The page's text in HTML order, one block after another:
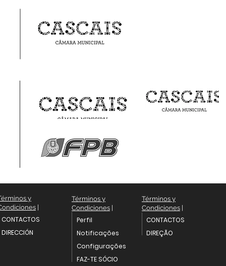
CONTACTOS
DIRECCIÓN
y
Términos y
Condiciones
Perfil
Notificações
Configurações
FAZ-TE SÓCIO
Términos y
Condiciones
CONTACTOS
DIREÇÃO